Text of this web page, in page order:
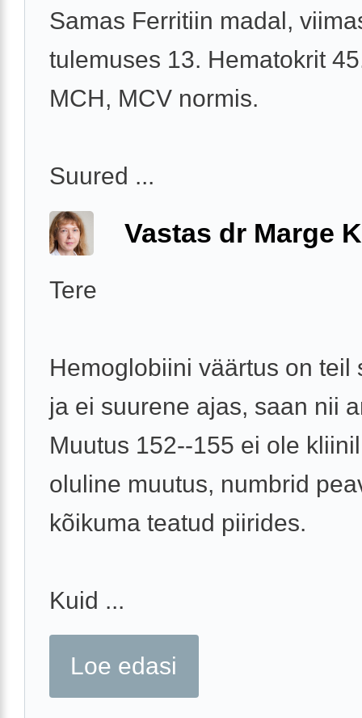
Samas Ferritiin madal,
tulemuses 13. Hematokrit
MCH, MCV normis.
Suured ...
Vastas dr Marge
Tere
Hemoglobiini väärtus on teil
ja ei suurene ajas, saan nii
Muutus 152--155 ei ole
oluline muutus, numbrid
kõikuma teatud piirides.
Kuid ...
Loe edasi